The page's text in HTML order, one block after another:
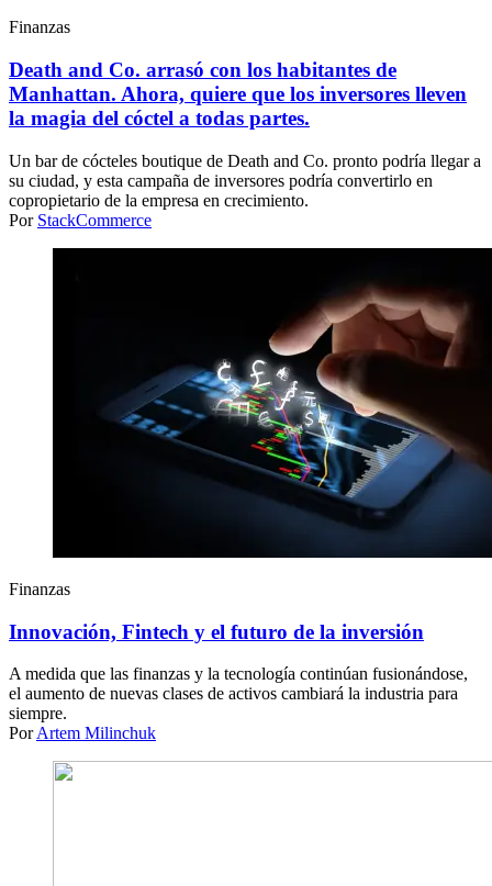
Finanzas
Death and Co. arrasó con los habitantes de
Manhattan. Ahora, quiere que los inversores lleven
la magia del cóctel a todas partes.
Un bar de cócteles boutique de Death and Co. pronto podría llegar a
su ciudad, y esta campaña de inversores podría convertirlo en
copropietario de la empresa en crecimiento.
Por StackCommerce
Finanzas
Innovación, Fintech y el futuro de la inversión
A medida que las finanzas y la tecnología continúan fusionándose,
el aumento de nuevas clases de activos cambiará la industria para
siempre.
PorArtem Milinchuk